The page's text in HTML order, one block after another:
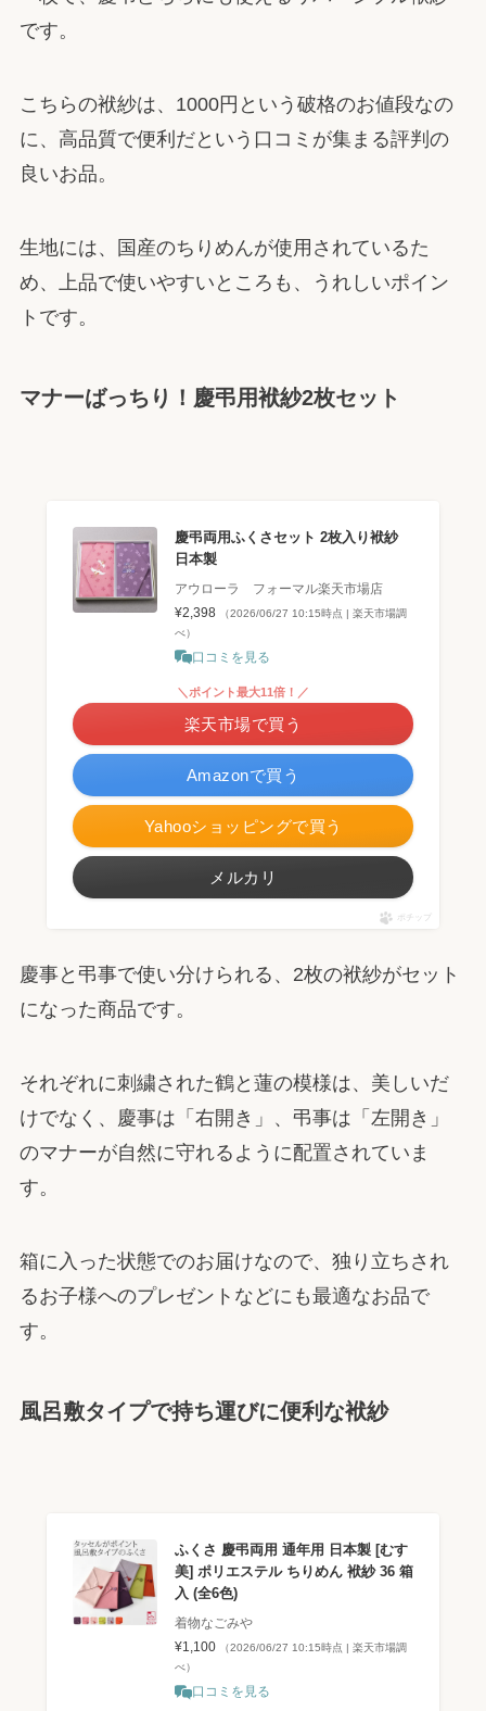
です。
こちらの袱紗は、1000円という破格のお値段なの
に、高品質で便利だという口コミが集まる評判の
良いお品。
生地には、国産のちりめんが使用されているた
め、上品で使いやすいところも、うれしいポイン
トです。
マナーばっちり！慶弔用袱紗2枚セット
慶弔両用ふくさセット 2枚入り袱紗
日本製
アウローラ フォーマル楽天市場店
¥2,398
（2026/06/27 10:15時点 | 楽天市場調
べ）
口コミを見る
Amazonで買う
＼ポイント最大11倍！／
楽天市場で買う
Yahooショッピングで買う
メルカリ
ポチップ
慶事と弔事で使い分けられる、2枚の袱紗がセット
になった商品です。
それぞれに刺繍された鶴と蓮の模様は、美しいだ
けでなく、慶事は「右開き」、弔事は「左開き」
のマナーが自然に守れるように配置されていま
す。
箱に入った状態でのお届けなので、独り立ちされ
るお子様へのプレゼントなどにも最適なお品で
す。
風呂敷タイプで持ち運びに便利な袱紗
ふくさ 慶弔両用 通年用 日本製 [むす
美] ポリエステル ちりめん 袱紗 36 箱
入 (全6色)
着物なごみや
¥1,100
（2026/06/27 10:15時点 | 楽天市場調
べ）
口コミを見る